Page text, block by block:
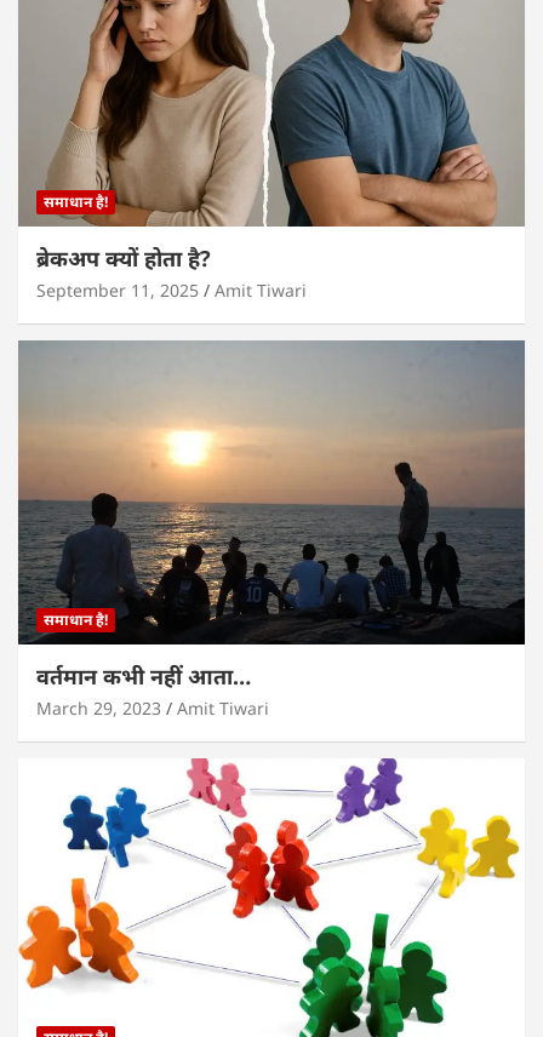
समाधान है!
ब्रेकअप क्यों होता है?
September 11, 2025 Amit Tiwari
समाधान है!
वर्तमान कभी नहीं आता…
March 29, 2023 Amit Tiwari